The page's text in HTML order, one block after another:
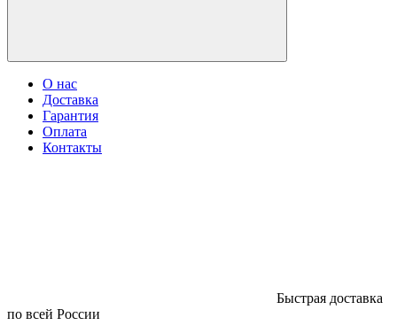
О нас
Доставка
Гарантия
Оплата
Контакты
Быстрая доставка
по всей России